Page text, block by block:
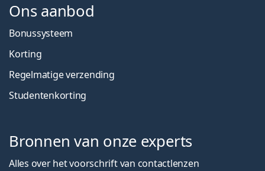
Ons aanbod
Bonussysteem
Korting
Regelmatige verzending
Studentenkorting
Bronnen van onze experts
Alles over het voorschrift van contactlenzen